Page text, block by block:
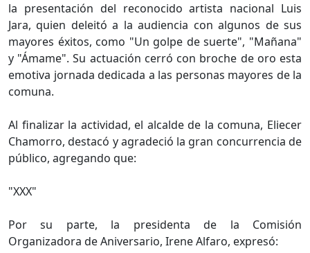
la presentación del reconocido artista nacional Luis
Jara, quien deleitó a la audiencia con algunos de sus
mayores éxitos, como "Un golpe de suerte", "Mañana"
y "Ámame". Su actuación cerró con broche de oro esta
emotiva jornada dedicada a las personas mayores de la
comuna.
Al finalizar la actividad, el alcalde de la comuna, Eliecer
Chamorro, destacó y agradeció la gran concurrencia de
público, agregando que:
"XXX"
Por su parte, la presidenta de la Comisión
Organizadora de Aniversario, Irene Alfaro, expresó: